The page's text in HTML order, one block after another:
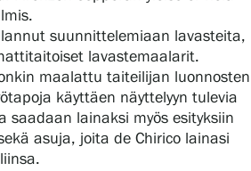
suunnittelemiaan lavasteita,
lavastemaalarit.
maalattu taiteilijan luonnosten
käyttäen näyttelyyn tulevia
saadaan lainaksi myös esityksiin
asuja, joita de Chirico lainasi